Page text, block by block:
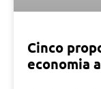
Cinco
economia